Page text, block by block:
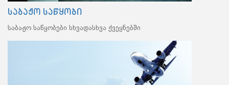
საბაჟო საწყობი
საბაჟო საწყობები სხვადასხვა ქვეყნებში